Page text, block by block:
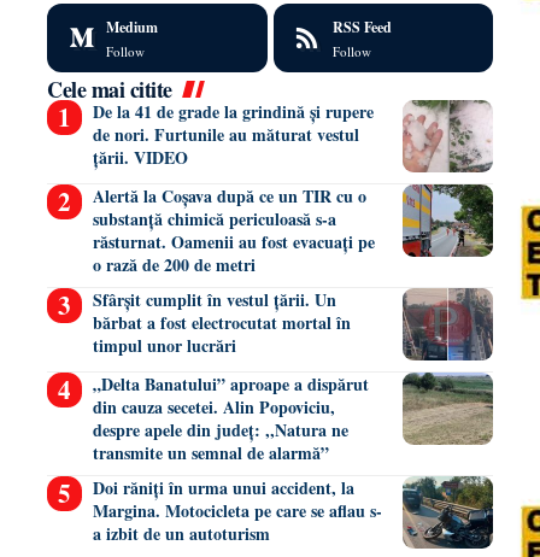
Medium
Follow
RSS Feed
Follow
Cele mai citite
De la 41 de grade la grindină și rupere
de nori. Furtunile au măturat vestul
țării. VIDEO
Alertă la Coșava după ce un TIR cu o
substanță chimică periculoasă s-a
răsturnat. Oamenii au fost evacuați pe
o rază de 200 de metri
Sfârșit cumplit în vestul țării. Un
bărbat a fost electrocutat mortal în
timpul unor lucrări
„Delta Banatului” aproape a dispărut
din cauza secetei. Alin Popoviciu,
despre apele din județ: ,,Natura ne
transmite un semnal de alarmă”
Doi răniți în urma unui accident, la
Margina. Motocicleta pe care se aflau s-
a izbit de un autoturism